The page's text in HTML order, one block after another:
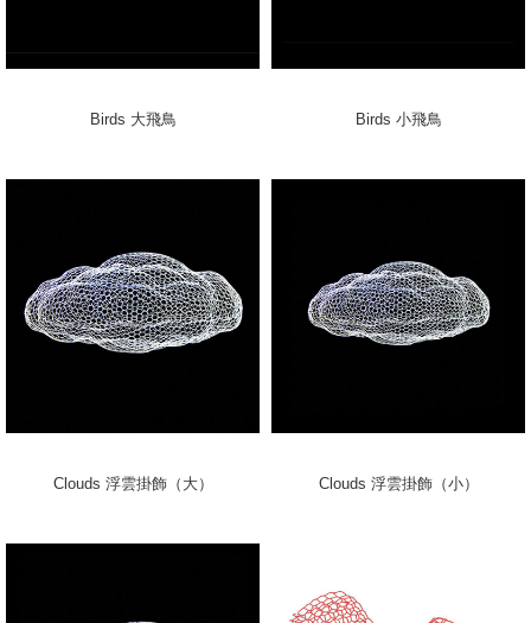
Birds 大飛鳥 Birds 小飛鳥
Clouds 浮雲掛飾（大） Clouds 浮雲掛飾（小）